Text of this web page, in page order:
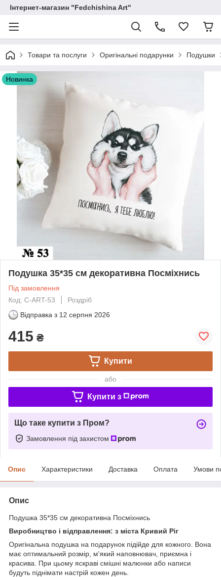
Інтернет-магазин "Fedchishina Art"
Товари та послуги Оригінальні подарунки Подушки
Новинка
Подушка 35*35 см декоративна Посміхнись
Під замовлення
Код: C-ART-53
Роздріб
Відправка з 12 серпня 2026
415 ₴
Купити
або
Купити з
Що таке купити з Пром?
Замовлення під захистом
Опис Характеристики Доставка Оплата Умови
Опис
Подушка 35*35 см декоративна Посміхнись
Виробництво і відправлення: з міста Кривий Ріг
Оригінальна подушка на подарунок підійде для кожного. Вона
має оптимальний розмір, м'який наповнювач, приємна і
красива. При цьому яскраві смішні малюнки або написи
будуть піднімати настрій кожен день.